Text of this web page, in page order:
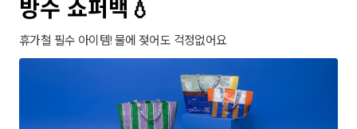
방수 쇼퍼백💧
휴가철 필수 아이템! 물에 젖어도 걱정없어요